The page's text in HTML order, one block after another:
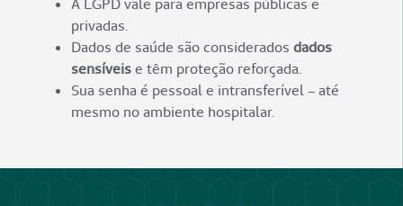
A LGPD vale para empresas públicas e
privadas.
Dados de saúde são considerados dados
sensíveise têm proteção reforçada.
Sua senha é pessoal e intransferível – até
mesmo no ambiente hospitalar.